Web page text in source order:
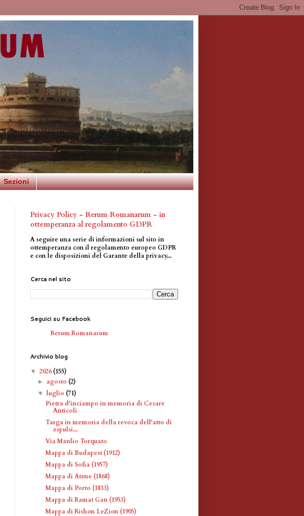
Sezioni
Privacy Policy - Rerum Romanarum - in
ottemperanza al regolamento GDPR
A seguire una serie di informazioni sul sito in
ottemperanza con il regolamento europeo GDPR
e con le disposizioni del Garante della privacy...
Cerca nel sito
Seguici su Facebook
Rerum Romanarum
Archivio blog
▼ 2026(155)
► agosto (2)
▼luglio (71)
Pietra d'inciampo in memoria di Cesare
Anticoli
Targa in memoria della revoca dell'atto di
espulsi...
Via Manlio Torquato
Mappa di Budapest (1912)
Mappa di Sofia (1957)
Mappa di Atene (1868)
Mappa di Porto (1833)
Mappa di Ramat Gan (1953)
Mappa di Rishon LeZion (1905)